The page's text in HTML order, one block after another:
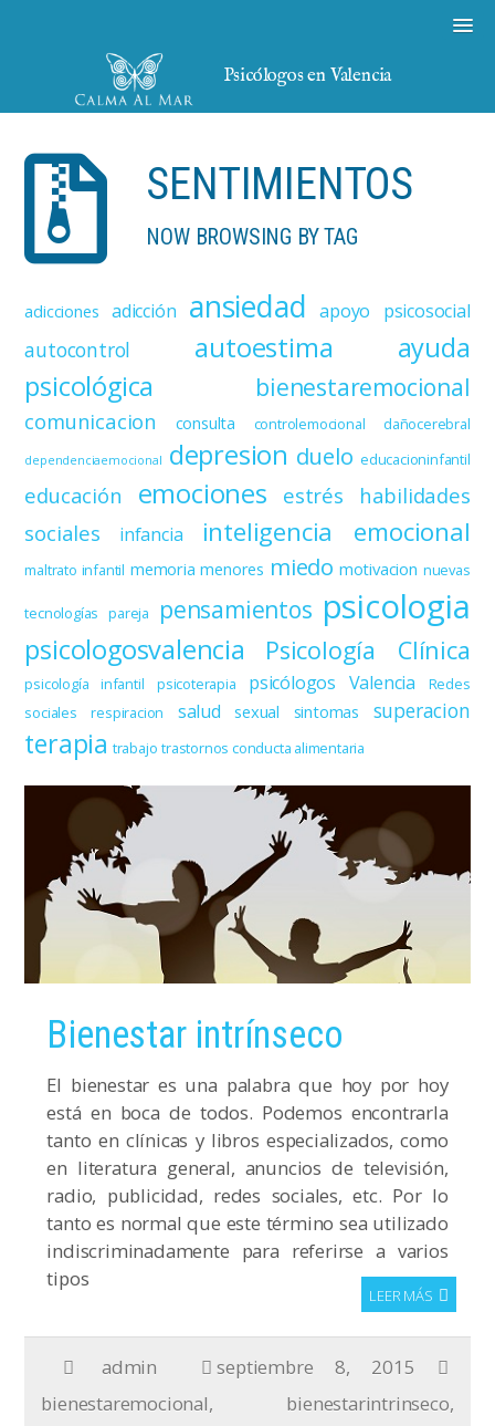
Psicólogos en Valencia
SENTIMIENTOS
NOW BROWSING BY TAG
adicciones adicción ansiedad apoyo psicosocial
autocontrol autoestima
ayuda
psicológica
bienestaremocional
comunicacion consulta controlemocional dañocerebral
dependenciaemocional depresion duelo educacioninfantil
educación emociones estrés
habilidades
sociales
infancia inteligencia emocional
maltrato infantil memoria menores miedo motivacion nuevas
tecnologías pareja pensamientos psicologia
psicologosvalencia Psicología Clínica
psicología infantil psicoterapia psicólogos Valencia
Redes
sociales
respiracion salud sexual sintomas superacion
terapia trabajo trastornos conducta alimentaria
Bienestar intrínseco
El bienestar es una palabra que hoy por hoy
está en boca de todos. Podemos encontrarla
tanto en clínicas y libros especializados, como
en literatura general, anuncios de televisión,
radio, publicidad, redes sociales, etc. Por lo
tanto es normal que este término sea utilizado
indiscriminadamente para referirse a varios
tipos
LEER MÁS
admin
septiembre 8, 2015
bienestaremocional, bienestarintrinseco,